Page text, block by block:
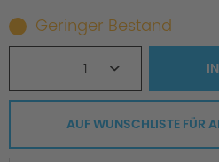
Geringer Bestand
1
AUF WUNSCHLISTE FÜR